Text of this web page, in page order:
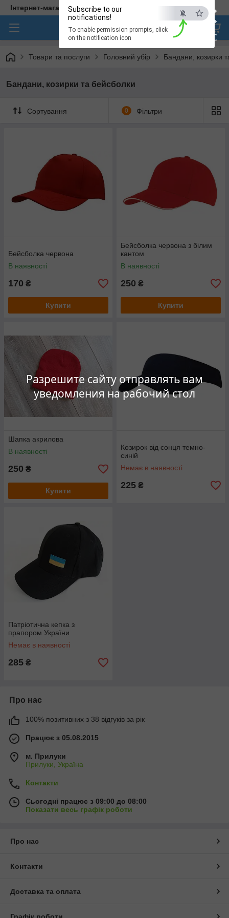
×
ESC
Разрешите сайту отправлять вам
уведомления на рабочий стол
Subscribe to our
notifications!
To enable permission prompts, click
on the notification icon
Інтернет-магазин медичного одягу "Hellen"
Товари та послуги Головний убір Бандани, козирки
Бандани, козирки та бейсболки
Сортування 0 Фільтри
Бейсболка червона
В наявності
170 ₴
Купити
Бейсболка червона з білим
кантом
В наявності
250 ₴
Купити
Шапка акрилова
В наявності
250 ₴
Купити
Козирок від сонця темно-
синій
Немає в наявності
225 ₴
Патріотична кепка з
прапором України
Немає в наявності
285 ₴
Про нас
100% позитивних з 38 відгуків за рік
Працює з 05.08.2015
м. Прилуки
Прилуки, Україна
Контакти
Сьогодні працює з 09:00 до 08:00
Показати весь графік роботи
Про нас
Контакти
Доставка та оплата